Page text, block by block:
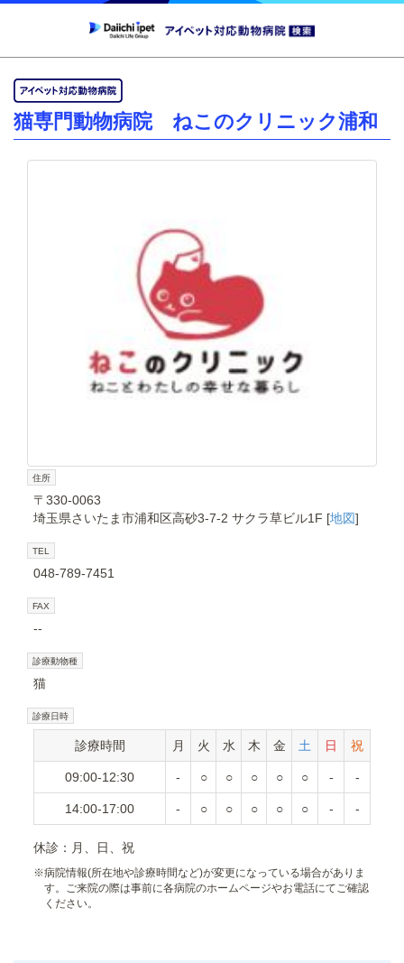
猫専門動物病院 ねこのクリニック浦和
住所
〒330-0063
埼玉県さいたま市浦和区高砂3-7-2 サクラ草ビル1F [地図]
TEL
048-789-7451
FAX
--
診療動物種
猫
診療日時
診療時間 月 火 水 木 金 土 日 祝
09:00-12:30 - ○ ○ ○ ○ ○ - -
14:00-17:00 - ○ ○ ○ ○ ○ - -
休診：月、日、祝
※病院情報(所在地や診療時間など)が変更になっている場合がありま
す。ご来院の際は事前に各病院のホームページやお電話にてご確認
ください。